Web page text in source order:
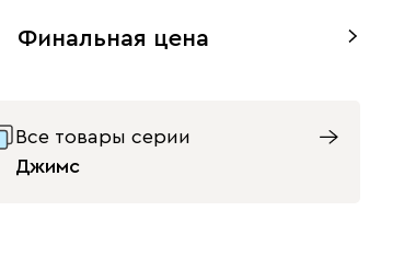
Финальная цена
Все товары серии
Джимс